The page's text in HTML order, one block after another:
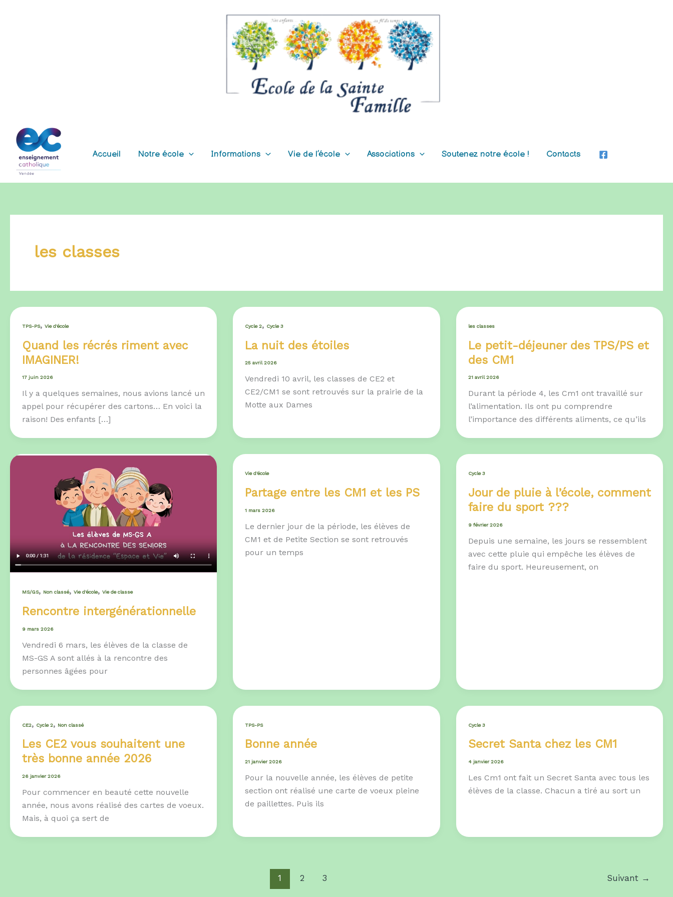
Accueil Notre école Informations Vie de l’école Associations Soutenez notre école ! Contacts
les classes
TPS-PS, Vie d'école
Quand les récrés riment avec
IMAGINER!
17 juin 2026
Il y a quelques semaines, nous avions lancé un
appel pour récupérer des cartons… En voici la
raison! Des enfants […]
Cycle 2, Cycle 3
La nuit des étoiles
25 avril 2026
Vendredi 10 avril, les classes de CE2 et
CE2/CM1 se sont retrouvés sur la prairie de la
Motte aux Dames
les classes
Le petit-déjeuner des TPS/PS et
des CM1
21 avril 2026
Durant la période 4, les Cm1 ont travaillé sur
l’alimentation. Ils ont pu comprendre
l’importance des différents aliments, ce qu’ils
MS/GS, Non classé, Vie d'école, Vie de classe
Rencontre intergénérationnelle
9 mars 2026
Vendredi 6 mars, les élèves de la classe de
MS-GS A sont allés à la rencontre des
personnes âgées pour
Vie d'école
Partage entre les CM1 et les PS
1 mars 2026
Le dernier jour de la période, les élèves de
CM1 et de Petite Section se sont retrouvés
pour un temps
Cycle 3
Jour de pluie à l’école, comment
faire du sport ???
9 février 2026
Depuis une semaine, les jours se ressemblent
avec cette pluie qui empêche les élèves de
faire du sport. Heureusement, on
CE2, Cycle 2, Non classé
Les CE2 vous souhaitent une
très bonne année 2026
26 janvier 2026
Pour commencer en beauté cette nouvelle
année, nous avons réalisé des cartes de voeux.
Mais, à quoi ça sert de
TPS-PS
Bonne année
21 janvier 2026
Pour la nouvelle année, les élèves de petite
section ont réalisé une carte de voeux pleine
de paillettes. Puis ils
Cycle 3
Secret Santa chez les CM1
4 janvier 2026
Les Cm1 ont fait un Secret Santa avec tous les
élèves de la classe. Chacun a tiré au sort un
1 2 3 Suivant →